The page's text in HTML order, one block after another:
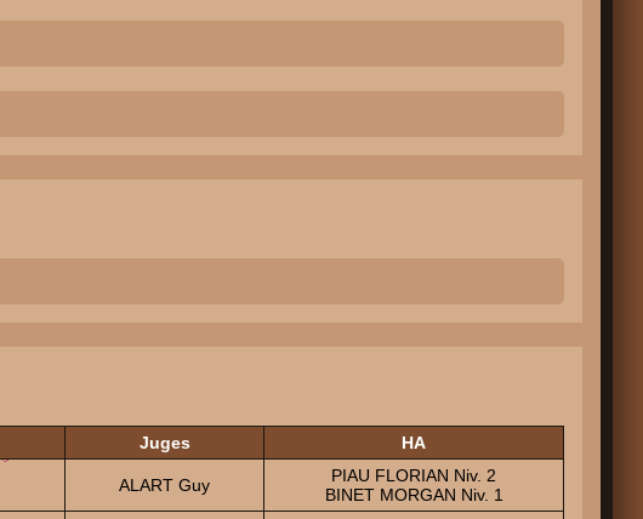
Juges HA
ALART Guy
PIAU FLORIAN Niv. 2
BINET MORGAN Niv. 1